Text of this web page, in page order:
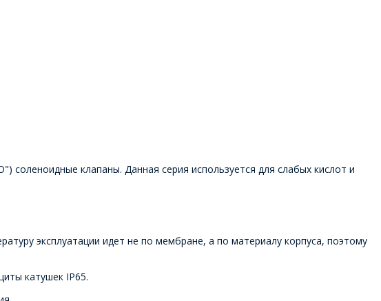
клапаны. Данная серия используется для слабых кислот и
эксплуатации идет не по мембране, а по материалу корпуса, поэтому
катушек IP65.